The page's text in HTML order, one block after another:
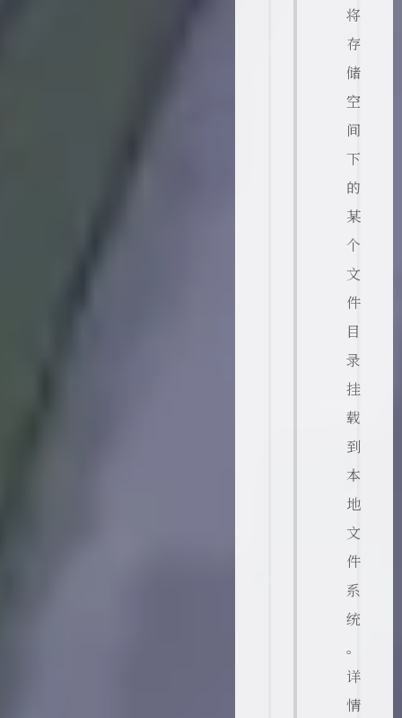
将
存
储
空
间
下
的
某
个
文
件
目
录
挂
载
到
本
地
文
件
系
统
。
详
情